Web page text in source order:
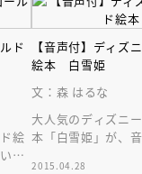
ド
絵
音
【音声付】ディズ
絵本 白雪姫
文：森 はるな
大人気のディズニ
本「白雪姫」が、
2015.04.28